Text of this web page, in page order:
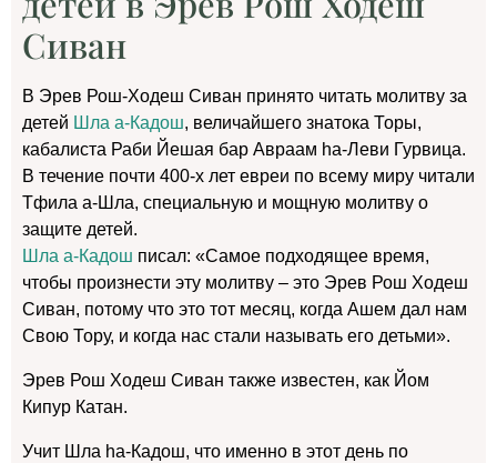
Сиван
В Эрев Рош-Ходеш Сиван принято читать молитву за
детей Шла а-Кадош, величайшего знатока Торы,
кабалиста Раби Йешая бар Авраам hа-Леви Гурвица.
В течение почти 400-х лет евреи по всему миру читали
Тфила а-Шла, специальную и мощную молитву о
защите детей.
Шла а-Кадош писал: «Самое подходящее время,
чтобы произнести эту молитву – это Эрев Рош Ходеш
Сиван, потому что это тот месяц, когда Ашем дал нам
Свою Тору, и когда нас стали называть его детьми».
Эрев Рош Ходеш Сиван также известен, как Йом
Кипур Катан.
Учит Шла hа-Кадош, что именно в этот день по